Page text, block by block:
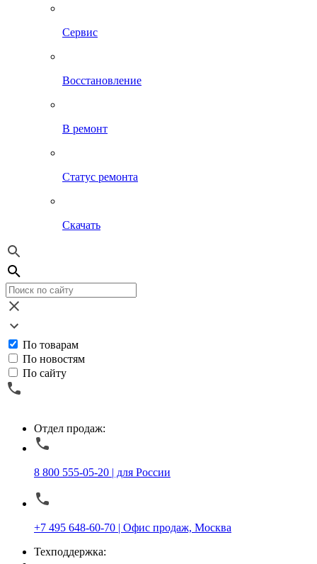
Сервис
Восстановление
В ремонт
Статус ремонта
Скачать
По товарам
По новостям
По сайту
Отдел продаж:
8 800 555-05-20 | для России
+7 495 648-60-70 | Офис продаж, Москва
Техподдержка: